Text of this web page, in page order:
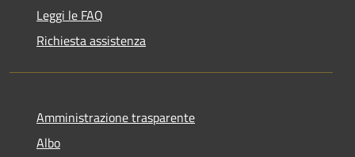
Leggi le FAQ
Richiesta assistenza
Amministrazione trasparente
Albo